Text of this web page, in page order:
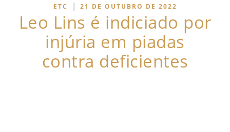
ETC | 21 DE OUTUBRO DE 2022
Leo Lins é indiciado por
injúria em piadas
contra deficientes